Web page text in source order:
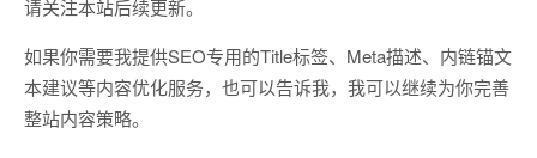
请关注本站后续更新。
如果你需要我提供SEO专用的Title标签、Meta描述、内链锚文
本建议等内容优化服务，也可以告诉我，我可以继续为你完善
整站内容策略。